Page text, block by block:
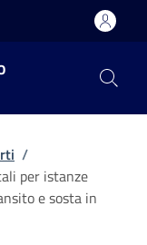
/
per istanze
e sosta in